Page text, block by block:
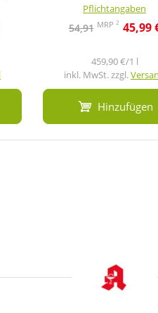
Pflichtangaben
54,91 MRP 2 45,99
459,90 €/1 l
inkl. MwSt. zzgl.
Hinzufügen